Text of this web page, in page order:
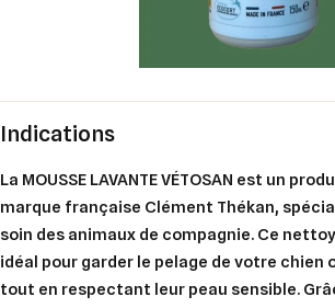
Indications
La MOUSSE LAVANTE VÉTOSAN est un
marque française Clément Thékan,
soin des animaux de compagnie. Ce
idéal pour garder le pelage de votre chien
tout en respectant leur peau sensible.